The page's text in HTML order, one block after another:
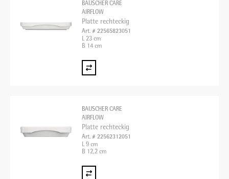
BAUSCHER CARE
AIRFLOW
Platte rechteckig
Art. # 22565823051
L 23 cm
B 14 cm
BAUSCHER CARE
AIRFLOW
Platte rechteckig
Art. # 22562312051
L 9 cm
B 12,2 cm